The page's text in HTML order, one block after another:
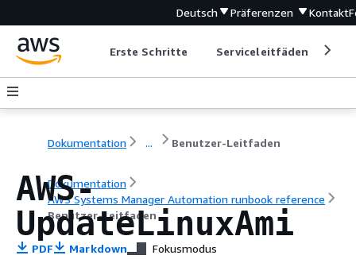
Deutsch Präferenzen Kontakt
Erste Schritte Serviceleitfäden
Dokumentation ... Benutzer-Leitfaden
Dokumentation
AWS Systems Manager Automation runbook reference
Benutzer-Leitfaden
AWS-
UpdateLinuxAmi
PDF Markdown Fokusmodus